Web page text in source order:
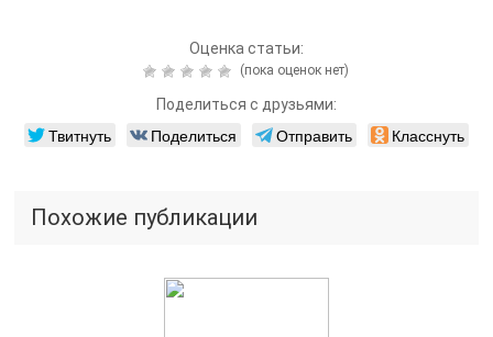
Оценка статьи:
(пока оценок нет)
Поделиться с друзьями:
Твитнуть Поделиться Отправить Класснуть
Похожие публикации